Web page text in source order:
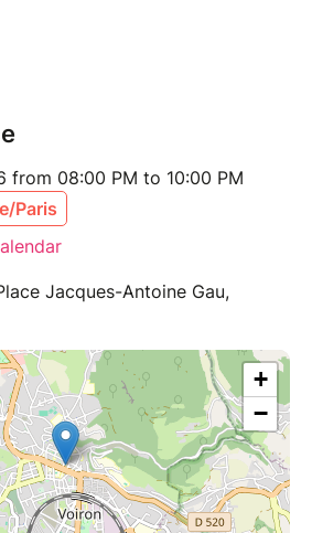
from 08:00 PM to 10:00 PM
Paris
Jacques-Antoine Gau,
+
−